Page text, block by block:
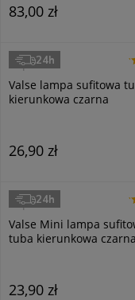
83,00 zł
Superled
Valse lampa sufitowa
kierunkowa czarna
26,90 zł
24h
Superled
Valse Mini lampa
tuba kierunkowa czarna
23,90 zł
24h